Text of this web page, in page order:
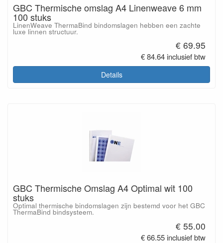
GBC Thermische omslag A4 Linenweave 6 mm
100 stuks
LinenWeave ThermaBind bindomslagen hebben een zachte
luxe linnen structuur.
€ 69.95
€ 84.64 inclusief btw
Details
GBC Thermische Omslag A4 Optimal wit 100
stuks
Optimal thermische bindomslagen zijn bestemd voor het GBC
ThermaBind bindsysteem.
€ 55.00
€ 66.55 inclusief btw